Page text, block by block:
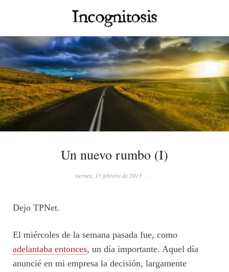
Un nuevo rumbo (I)
viernes, 15 febrero de 2013 ·
Dejo TPNet.
El miércoles de la semana pasada fue, como
adelantaba entonces, un día importante. Aquel día
anuncié en mi empresa la decisión, largamente